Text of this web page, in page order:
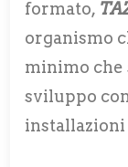
formato,
organismo
minimo che
sviluppo